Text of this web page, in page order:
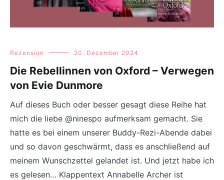
Rezension 20. Dezember 2024
Die Rebellinnen von Oxford – Verwegen
von Evie Dunmore
Auf dieses Buch oder besser gesagt diese Reihe hat
mich die liebe @ninespo aufmerksam gemacht. Sie
hatte es bei einem unserer Buddy-Rezi-Abende dabei
und so davon geschwärmt, dass es anschließend auf
meinem Wunschzettel gelandet ist. Und jetzt habe ich
es gelesen… Klappentext Annabelle Archer ist